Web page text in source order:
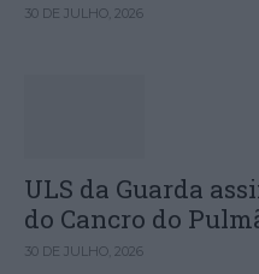
30 DE JULHO, 2026
ULS da Guarda
do Cancro do
30 DE JULHO, 2026